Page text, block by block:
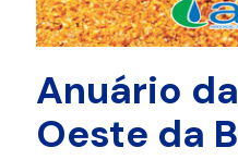
Anuário
Oeste da